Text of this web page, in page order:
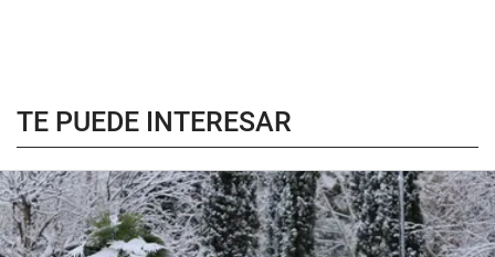
TE PUEDE INTERESAR